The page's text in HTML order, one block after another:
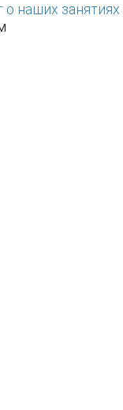
о наших занятиях